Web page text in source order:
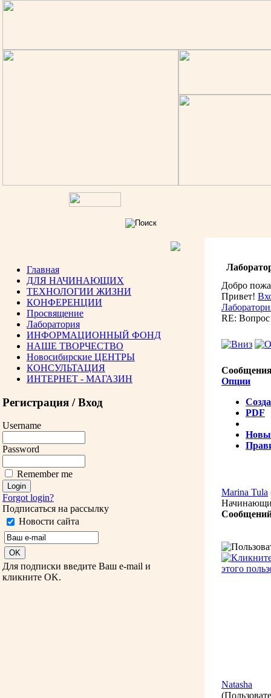
Главная
ДЛЯ НАЧИНАЮЩИХ
ТЕХНОЛОГИИ ЖИЗНИ
КОНФЕРЕНЦИИ
Просвящение
Лаборатория
ИНФОРМАЦИОННЫЙ ФОНД
НАШЕ ТВОРЧЕСТВО
Новосибирские ЦЕНТРЫ
КОНСУЛЬТАЦИЯ
ИНТЕРНЕТ - МАГАЗИН
Регистрация / Вход
Username
Password
Remember me
Forgot login?
Подписаться на рассылку
Новости сайта
Для подписки введите Ваш e-mail и
кликните OK.
Добро
Привет!
RE: Вопрос
Опции
PDF
Marina Tula
Natasha